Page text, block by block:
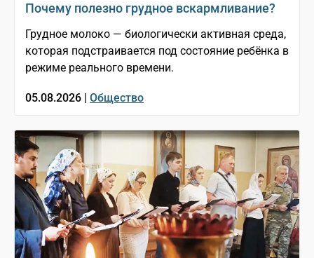
Почему полезно грудное вскармливание?
Грудное молоко — биологически активная среда,
которая подстраивается под состояние ребёнка в
режиме реального времени.
05.08.2026 | Общество